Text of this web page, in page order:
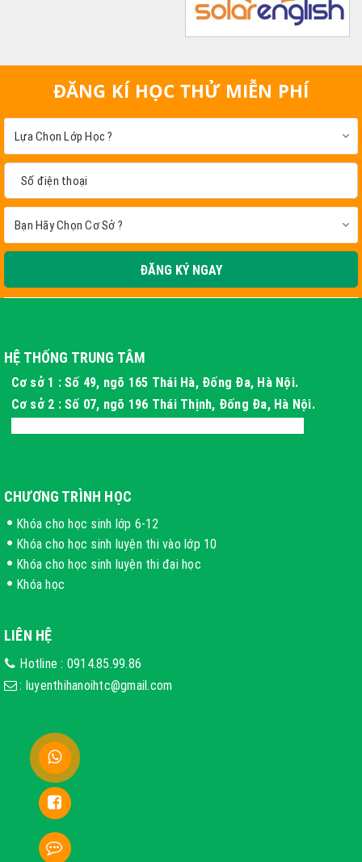
ĐĂNG KÍ HỌC THỬ MIỄN PHÍ
ĐĂNG KÝ NGAY
HỆ THỐNG TRUNG TÂM
Cơ sở 1 : Số 49, ngõ 165 Thái Hà, Đống Đa, Hà Nội.
Cơ sở 2 : Số 07, ngõ 196 Thái Thịnh, Đống Đa, Hà Nội.
CHƯƠNG TRÌNH HỌC
Khóa cho học sinh lớp 6-12
Khóa cho học sinh luyện thi vào lớp 10
Khóa cho học sinh luyện thi đại học
Khóa học
LIÊN HỆ
Hotline : 0914.85.99.86
: luyenthihanoihtc@gmail.com